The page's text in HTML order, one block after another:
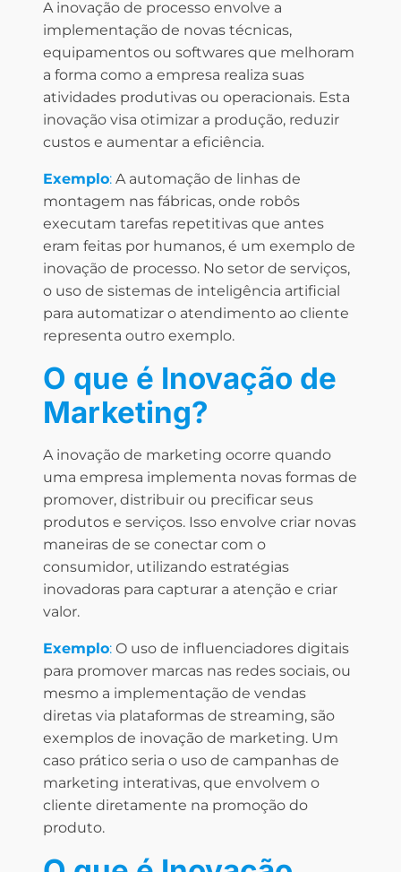
A inovação de processo envolve a
implementação de novas técnicas,
equipamentos ou softwares que melhoram
a forma como a empresa realiza suas
atividades produtivas ou operacionais. Esta
inovação visa otimizar a produção, reduzir
custos e aumentar a eficiência.
Exemplo: A automação de linhas de
montagem nas fábricas, onde robôs
executam tarefas repetitivas que antes
eram feitas por humanos, é um exemplo de
inovação de processo. No setor de serviços,
o uso de sistemas de inteligência artificial
para automatizar o atendimento ao cliente
representa outro exemplo.
O que é Inovação de
Marketing?
A inovação de marketing ocorre quando
uma empresa implementa novas formas de
promover, distribuir ou precificar seus
produtos e serviços. Isso envolve criar novas
maneiras de se conectar com o
consumidor, utilizando estratégias
inovadoras para capturar a atenção e criar
valor.
Exemplo: O uso de influenciadores digitais
para promover marcas nas redes sociais, ou
mesmo a implementação de vendas
diretas via plataformas de streaming, são
exemplos de inovação de marketing. Um
caso prático seria o uso de campanhas de
marketing interativas, que envolvem o
cliente diretamente na promoção do
produto.